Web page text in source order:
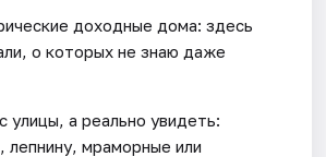
доходные дома: здесь
о которых не знаю даже
улицы, а реально увидеть:
лепнину, мраморные или